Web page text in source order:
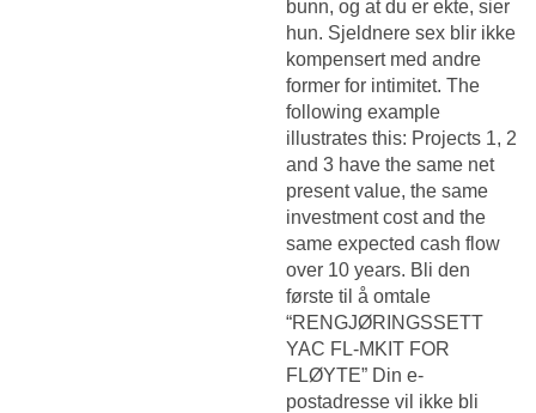
bunn, og at du er ekte, sier
hun. Sjeldnere sex blir ikke
kompensert med andre
former for intimitet. The
following example
illustrates this: Projects 1, 2
and 3 have the same net
present value, the same
investment cost and the
same expected cash flow
over 10 years. Bli den
første til å omtale
“RENGJØRINGSSETT
YAC FL-MKIT FOR
FLØYTE” Din e-
postadresse vil ikke bli